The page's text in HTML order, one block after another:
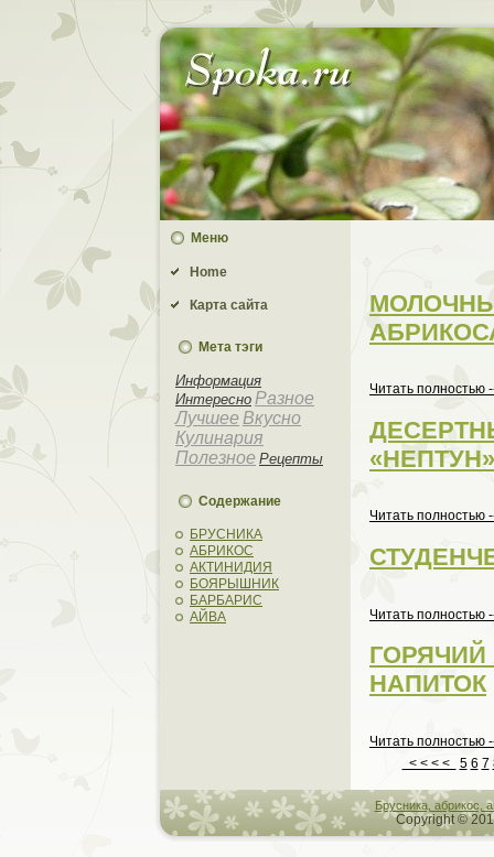
Меню
Home
Карта сайта
Мета тэги
Информация
Интересно Разное
Лучшее Вкусно
Кулинария
Полезное Рецепты
Содержание
БРУСНИКА
АБРИКОС
АКТИНИДИЯ
БОЯРЫШНИК
БАРБАРИС
АЙВА
Читать полностью
«НЕПТУН»
Читать полностью
Читать полностью
НАПИТОК
Читать полностью
< < < <
5 6 7
Брусника, абрикос,
Copyright ©